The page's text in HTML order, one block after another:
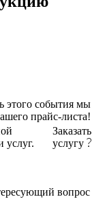
этого события мы
прайс-листа!
услуг.
Заказать
услугу
вопрос